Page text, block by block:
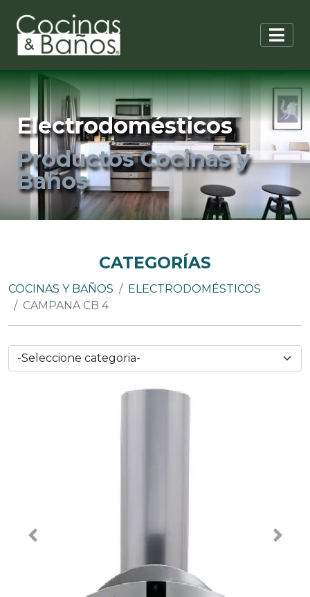
Electrodomésticos
Productos Cocinas y
Baños
CATEGORÍAS
COCINAS Y BAÑOS
ELECTRODOMÉSTICOS
CAMPANA CB 4